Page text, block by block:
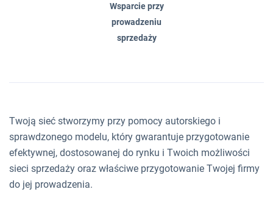
Wsparcie przy
prowadzeniu
sprzedaży
Twoją sieć stworzymy przy pomocy autorskiego i
sprawdzonego modelu, który gwarantuje przygotowanie
efektywnej, dostosowanej do rynku i Twoich możliwości
sieci sprzedaży oraz właściwe przygotowanie Twojej firmy
do jej prowadzenia.